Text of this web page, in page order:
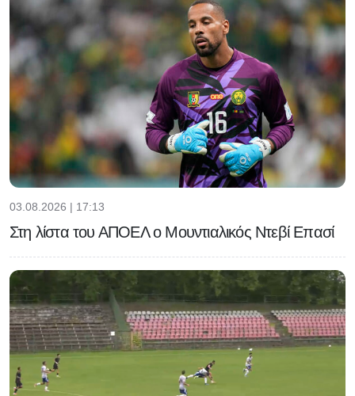
03.08.2026 | 17:13
Στη λίστα του ΑΠΟΕΛ ο Μουντιαλικός Ντεβί Επασί